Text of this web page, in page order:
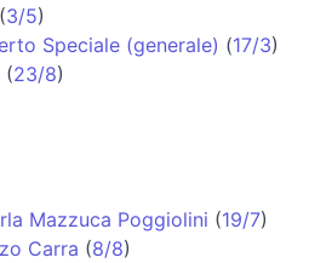
(3/5)
Speciale (generale) (17/3)
(23/8)
Mazzuca Poggiolini (19/7)
Carra (8/8)